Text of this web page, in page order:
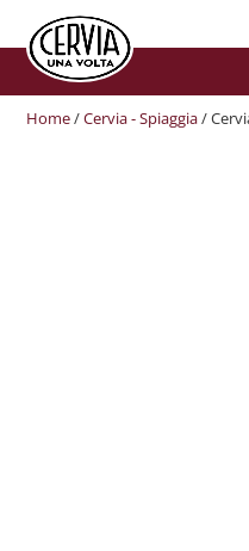
Home/Cervia - Spiaggia/